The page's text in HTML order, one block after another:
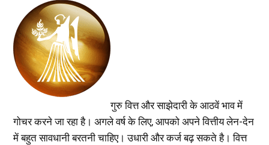
गुरु वित्त और साझेदारी के आठवें भाव में
गोचर करने जा रहा है। अगले वर्ष के लिए, आपको अपने वित्तीय लेन-देन
में बहुत सावधानी बरतनी चाहिए। उधारी और कर्ज बढ़ सकते है। वित्त